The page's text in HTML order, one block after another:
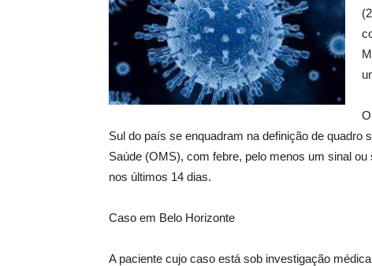
Sul do país se enquadram na definição de quadro
Saúde (OMS), com febre, pelo menos um sinal
nos últimos 14 dias.
Caso em Belo Horizonte
A paciente cujo caso está sob investigação